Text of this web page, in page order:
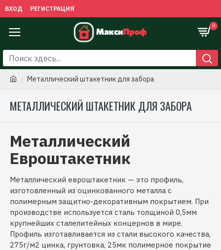
ВХОД РЕГИСТРАЦИЯ
0
Металлический штакетник для забора
МЕТАЛЛИЧЕСКИЙ ШТАКЕТНИК ДЛЯ ЗАБОРА
Металлический
Евроштакетник
Металлический евроштакетник — это профиль,
изготовленный из оцинкованного металла с
полимерным защитно-декоративным покрытием. При
производстве используется сталь толщиной 0,5мм
крупнейших сталелитейных концернов в мире.
Профиль изготавливается из стали высокого качества,
275г/м2 цинка, грунтовка, 25мк полимерное покрытие